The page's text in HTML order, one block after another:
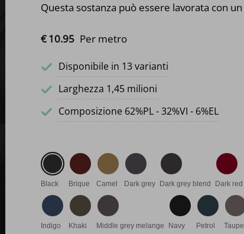
Questa sostanza può essere lavorata con un
€10.95 Per metro
Disponibile in 13 varianti
Larghezza 1,45 milioni
Composizione 62%PL - 32%VI - 6%EL
Black Brique Camel Dark grey Dark grey blend Dark red
Indigo Khaki Middle grey melange Navy Petrol Taupe